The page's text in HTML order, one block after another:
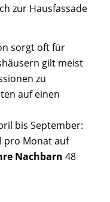
zur Hausfassade
sorgt oft für
gilt meist
zu
auf einen
bis September:
pro Monat auf
Nachbarn 48